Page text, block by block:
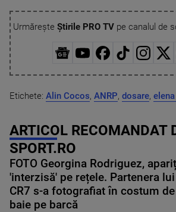
Urmărește Știrile PRO TVpe canalul de
Etichete: Alin Cocos, ANRP, dosare,
ARTICOL RECOMANDAT
SPORT.RO
FOTO Georgina Rodriguez,
'interzisă' pe rețele. Partenera lui
CR7 s-a fotografiat în costum de
baie pe barcă